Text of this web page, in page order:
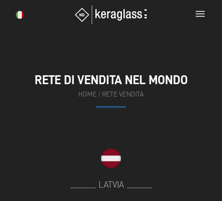
menu
RETE DI VENDITA NEL MONDO
HOME / RETE VENDITA
LATVIA